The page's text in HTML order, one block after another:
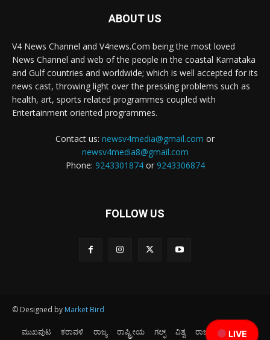
LIVE
ABOUT US
V4 News Channel and V4news.Com being the most loved
News Channel and web of the people in the coastal Karnataka
and Gulf countries and worldwide; which is well accepted for its
news cast, throwing light over the pressing problems such as
health, art, sports related programmes coupled with
Entertainment oriented programmes.
Contact us: newsv4media@gmail.com or
newsv4media8@gmail.com
Phone: 9243301874or 9243306874
FOLLOW US
© Designed by Market Bird
ಮುಖಪುಟ ಕರಾವಳಿ ರಾಜ್ಯ ರಾಷ್ಟ್ರೀಯ ಗಲ್ಫ್ ವಿಶ್ವ ರಾಜಕೀಯ
ಕ್ರೀಡೆ